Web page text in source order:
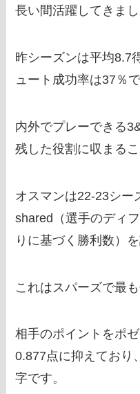
長い間活躍してきまし
昨シーズンは平均8.7
ュート成功率は37％で
内外でプレーできる
残した役割に収まるこ
オスマンは22-23シー
shared（選手のディ
りに基づく勝利数）
これはスパーズで最
相手のポイントをポ
0.877点に抑えており
字です。